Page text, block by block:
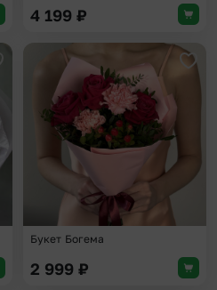
4 199 ₽
Добавить в избранное
Букет Богема
2 999 ₽